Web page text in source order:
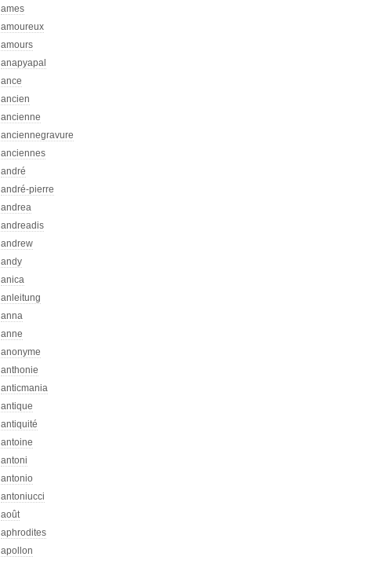
ames
amoureux
amours
anapyapal
ance
ancien
ancienne
anciennegravure
anciennes
andré
andré-pierre
andrea
andreadis
andrew
andy
anica
anleitung
anna
anne
anonyme
anthonie
anticmania
antique
antiquité
antoine
antoni
antonio
antoniucci
août
aphrodites
apollon